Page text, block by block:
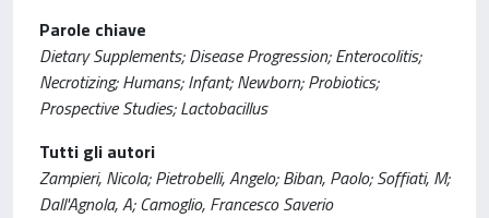
Parole chiave
Dietary Supplements; Disease Progression; Enterocolitis;
Necrotizing; Humans; Infant; Newborn; Probiotics;
Prospective Studies; Lactobacillus
Tutti gli autori
Zampieri, Nicola; Pietrobelli, Angelo; Biban, Paolo; Soffiati, M;
Dall'Agnola, A; Camoglio, Francesco Saverio